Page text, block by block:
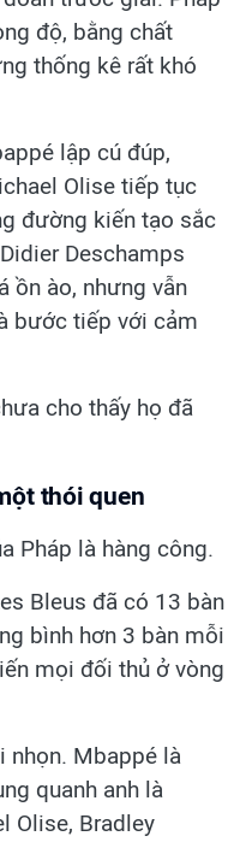
độ, bằng chất
thống kê rất khó
lập cú đúp,
Olise tiếp tục
đường kiến tạo sắc
Deschamps
ồn ào, nhưng vẫn
bước tiếp với cảm
cho thấy họ đã
thói quen
Pháp là hàng công.
Bleus đã có 13 bàn
bình hơn 3 bàn mỗi
mọi đối thủ ở vòng
nhọn. Mbappé là
quanh anh là
Olise, Bradley